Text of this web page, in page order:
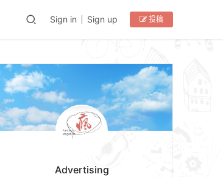
Sign in Sign up 投稿
Advertising